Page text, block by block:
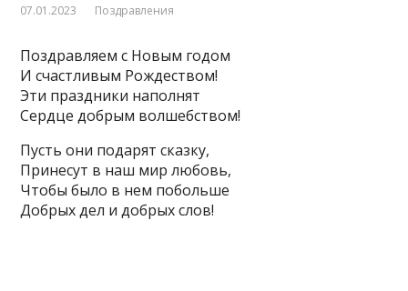
07.01.2023 Поздравления
Поздравляем с Новым годом
И счастливым Рождеством!
Эти праздники наполнят
Сердце добрым волшебством!
Пусть они подарят сказку,
Принесут в наш мир любовь,
Чтобы было в нем побольше
Добрых дел и добрых слов!